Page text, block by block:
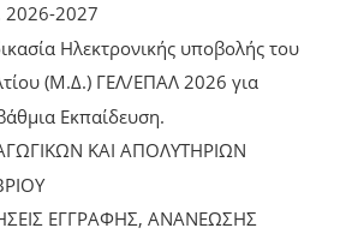
2027
Ηλεκτρονικής υποβολής του
(Μ.Δ.) ΓΕΛ/ΕΠΑΛ 2026 για
Εκπαίδευση.
ΚΑΙ ΑΠΟΛΥΤΗΡΙΩΝ
ΕΓΓΡΑΦΗΣ, ΑΝΑΝΕΩΣΗΣ